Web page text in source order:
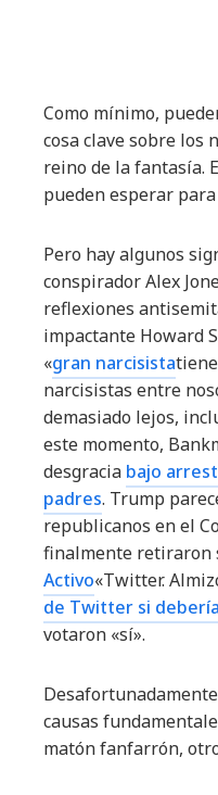
Como mínimo,
cosa clave sobre los
reino de la fantasía.
pueden esperar
Pero hay algunos
conspirador Alex
reflexiones
impactante Howard
«gran narcisista
narcisistas entre
demasiado lejos,
este momento,
desgracia bajo
padres. Trump
republicanos en el
finalmente retiraron
Activo«Twitter.
de Twitter si
votaron «sí».
causas
matón fanfarrón,